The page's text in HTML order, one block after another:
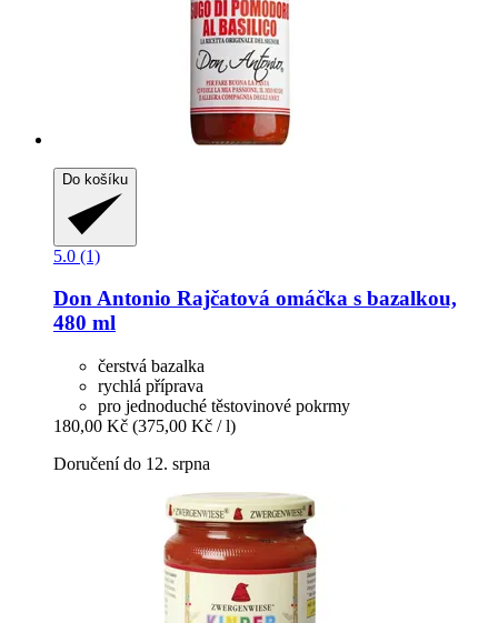
Do košíku
5.0 (1)
Don Antonio Rajčatová omáčka s bazalkou,
480 ml
čerstvá bazalka
rychlá příprava
pro jednoduché těstovinové pokrmy
180,00 Kč (375,00 Kč / l)
Doručení do 12. srpna